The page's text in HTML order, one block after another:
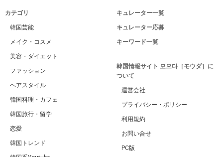
カテゴリ
韓国芸能
メイク・コスメ
美容・ダイエット
ファッション
ヘアスタイル
韓国料理・カフェ
韓国旅行・留学
恋愛
韓国トレンド
キュレーター一覧
キュレーター応募
キーワード一覧
韓国情報サイト 모으다［モウダ］に
ついて
運営会社
プライバシー・ポリシー
利用規約
お問い合せ
PC版